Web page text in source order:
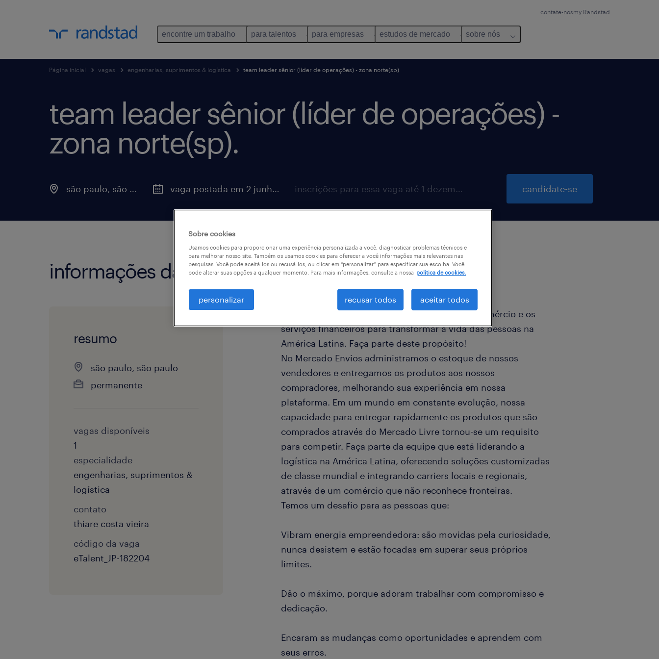
contate-nosmy Randstad
encontre um trabalho para talentos para empresas estudos de mercado sobre nós
Página inicial vagas engenharias, suprimentos & logística team leader sênior (líder de operações) - zona norte(sp)
team leader sênior (líder de operações) -
zona norte(sp).
são paulo, são paulo vaga postada em 2 junho 2026 inscrições para essa vaga até 1 dezembro 2026 candidate-se
informações da vaga
resumo
são paulo, são paulo
permanente
vagas disponíveis
1
especialidade
engenharias, suprimentos &
logística
contato
thiare costa vieira
código da vaga
eTalent_JP-182204
No Mercado Livre estamos democratizando o comércio e os
serviços financeiros para transformar a vida das pessoas na
América Latina. Faça parte deste propósito!
No Mercado Envios administramos o estoque de nossos
vendedores e entregamos os produtos aos nossos
compradores, melhorando sua experiência em nossa
plataforma. Em um mundo em constante evolução, nossa
capacidade para entregar rapidamente os produtos que são
comprados através do Mercado Livre tornou-se um requisito
para competir. Faça parte da equipe que está liderando a
logística na América Latina, oferecendo soluções customizadas
de classe mundial e integrando carriers locais e regionais,
através de um comércio que não reconhece fronteiras.
Temos um desafio para as pessoas que:
Vibram energia empreendedora: são movidas pela curiosidade,
nunca desistem e estão focadas em superar seus próprios
limites.
Dão o máximo, porque adoram trabalhar com compromisso e
dedicação.
Encaram as mudanças como oportunidades e aprendem com
seus erros.
Sobre cookies
Usamos cookies para proporcionar uma experiência personalizada a você, diagnosticar problemas técnicos e
para melhorar nosso site. Também os usamos cookies para oferecer a você informações mais relevantes nas
pesquisas. Você pode aceitá-los ou recusá-los, ou clicar em “personalizar” para especificar sua escolha. Você
pode alterar suas opções a qualquer momento. Para mais informações, consulte a nossa política de cookies.
personalizar recusar todos aceitar todos